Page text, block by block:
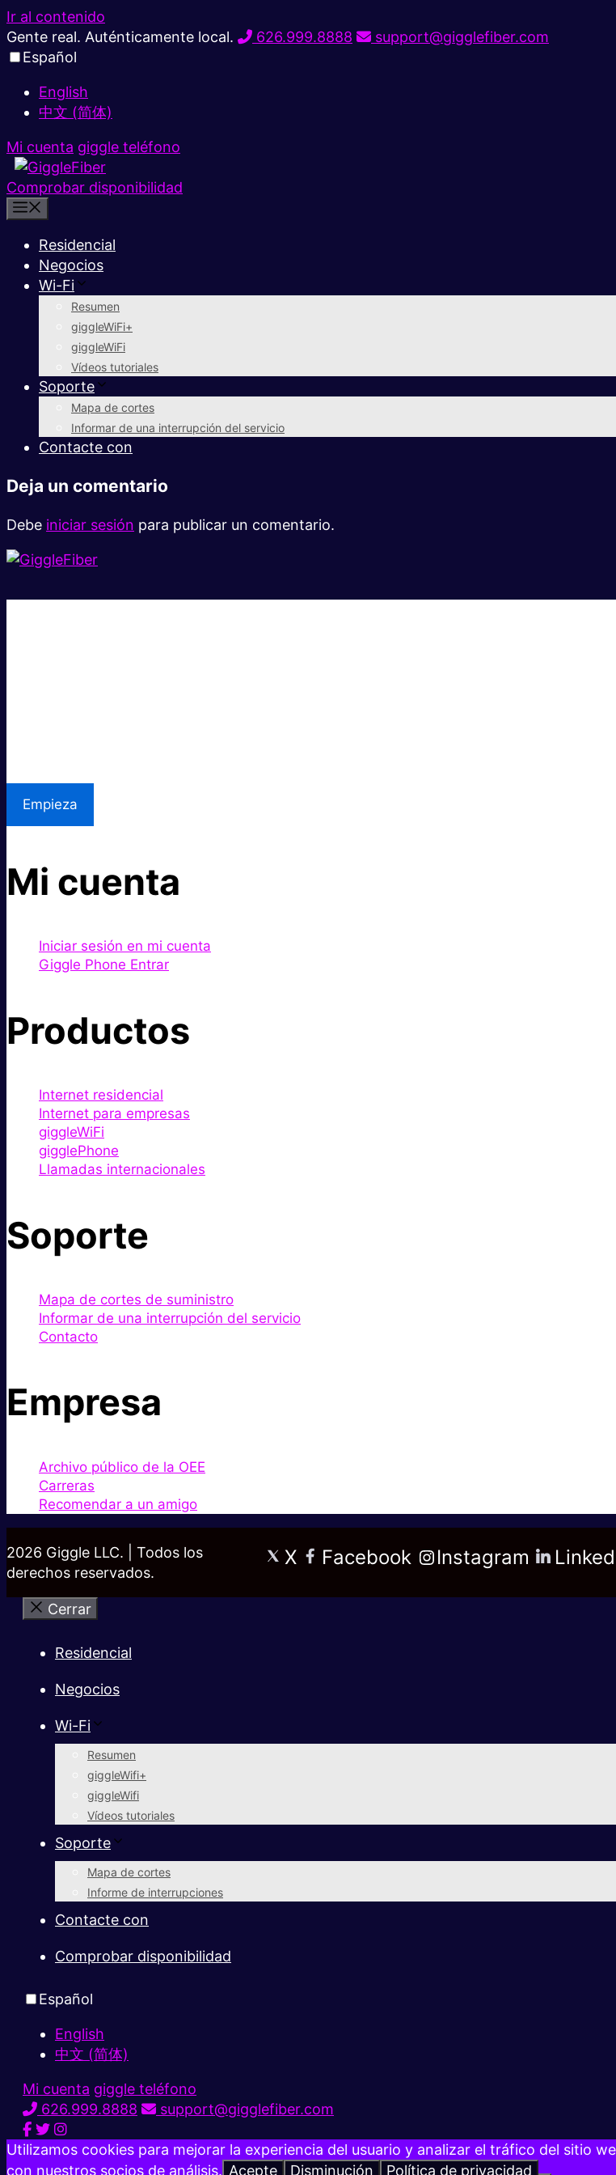
Ir al contenido
Gente real. Auténticamente local.
626.999.8888
support@gigglefiber.com
Español
English
中文 (简体)
Mi cuenta giggle teléfono
Comprobar disponibilidad
Residencial
Negocios
Wi-Fi
Resumen
giggleWiFi+
giggleWiFi
Vídeos tutoriales
Soporte
Mapa de cortes
Informar de una interrupción del servicio
Contacte con
Deja un comentario
Debe iniciar sesión para publicar un comentario.
Empieza
Mi cuenta
Iniciar sesión en mi cuenta
Giggle Phone Entrar
Productos
Internet residencial
Internet para empresas
giggleWiFi
gigglePhone
Llamadas internacionales
Soporte
Mapa de cortes de suministro
Informar de una interrupción del servicio
Contacto
Empresa
Archivo público de la OEE
Carreras
Recomendar a un amigo
2026 Giggle LLC. | Todos los
derechos reservados.
X Facebook Instagram
Cerrar
Residencial
Negocios
Wi-Fi
Resumen
giggleWifi+
giggleWifi
Vídeos tutoriales
Soporte
Mapa de cortes
Informe de interrupciones
Contacte con
Comprobar disponibilidad
Español
English
中文 (简体)
Mi cuenta giggle teléfono
626.999.8888
support@gigglefiber.com
Utilizamos cookies para mejorar la experiencia del usuario y analizar el tráfico del sitio
con nuestros socios de análisis. Acepte Disminución Política de privacidad